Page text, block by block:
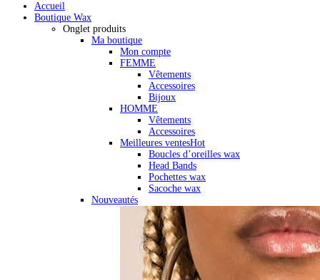
Accueil
Boutique Wax
Onglet produits
Ma boutique
Mon compte
FEMME
Vêtements
Accessoires
Bijoux
HOMME
Vêtements
Accessoires
Meilleures ventesHot
Boucles d’oreilles wax
Head Bands
Pochettes wax
Sacoche wax
Nouveautés